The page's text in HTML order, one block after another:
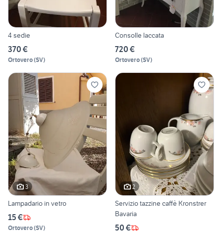
4 sedie
370 €
Ortovero(SV)
Consolle laccata
720 €
Ortovero(SV)
3
Lampadario in vetro
15 €
Ortovero(SV)
2
Servizio tazzine caffè Kronstrer
Bavaria
50 €